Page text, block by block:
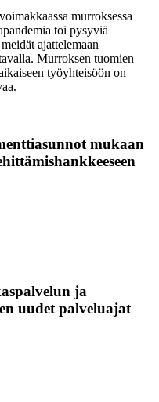
murroksessa
toi pysyviä
ajattelemaan
Murroksen tuomien
työyhteisöön on
mukaan
ja
uudet palveluajat